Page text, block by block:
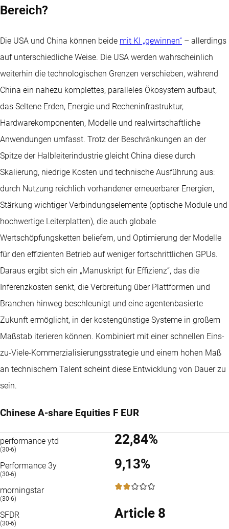
Bereich?
Die USA und China können beide mit KI „gewinnen“ – allerdings
auf unterschiedliche Weise. Die USA werden wahrscheinlich
weiterhin die technologischen Grenzen verschieben, während
China ein nahezu komplettes, paralleles Ökosystem aufbaut,
das Seltene Erden, Energie und Recheninfrastruktur,
Hardwarekomponenten, Modelle und realwirtschaftliche
Anwendungen umfasst. Trotz der Beschränkungen an der
Spitze der Halbleiterindustrie gleicht China diese durch
Skalierung, niedrige Kosten und technische Ausführung aus:
durch Nutzung reichlich vorhandener erneuerbarer Energien,
Stärkung wichtiger Verbindungselemente (optische Module und
hochwertige Leiterplatten), die auch globale
Wertschöpfungsketten beliefern, und Optimierung der Modelle
für den effizienten Betrieb auf weniger fortschrittlichen GPUs.
Daraus ergibt sich ein „Manuskript für Effizienz“, das die
Inferenzkosten senkt, die Verbreitung über Plattformen und
Branchen hinweg beschleunigt und eine agentenbasierte
Zukunft ermöglicht, in der kostengünstige Systeme in großem
Maßstab iterieren können. Kombiniert mit einer schnellen Eins-
zu-Viele-Kommerzialisierungsstrategie und einem hohen Maß
an technischem Talent scheint diese Entwicklung von Dauer zu
sein.
Chinese A-share Equities F EUR
performance ytd
(30-6)
22,84%
Performance 3y
(30-6)
9,13%
morningstar
(30-6)
2 / 5
SFDR
(30-6)
Article 8